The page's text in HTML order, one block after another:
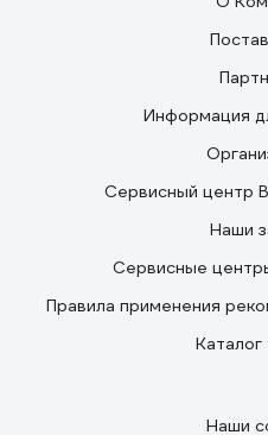
Информация
Сервисный центр
Наши
Сервисные
Правила применения
Каталог
Наши